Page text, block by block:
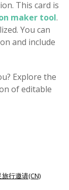
This card is
maker tool.
You can
and include
Explore the
of editable
行邀请(CN)